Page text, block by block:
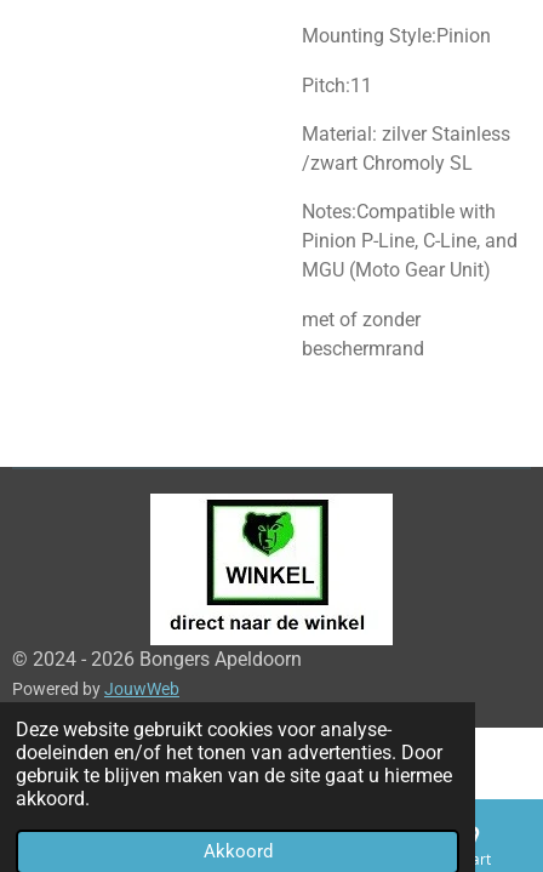
Deze website gebruikt cookies voor analyse-
doeleinden en/of het tonen van advertenties. Door
gebruik te blijven maken van de site gaat u hiermee
akkoord.
Akkoord
Mounting Style:Pinion
Pitch:11
Material: zilver Stainless
/zwart Chromoly SL
Notes:Compatible with
Pinion P-Line, C-Line, and
MGU (Moto Gear Unit)
met of zonder
beschermrand
© 2024 - 2026 Bongers Apeldoorn
Powered byJouwWeb
Telefoonnummer Kaart